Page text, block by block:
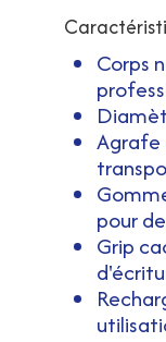
Corps
Agrafe
pour
Grip